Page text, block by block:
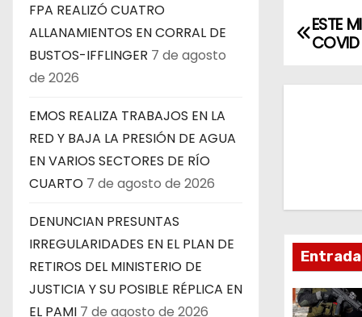
FPA REALIZÓ CUATRO
ALLANAMIENTOS EN CORRAL DE
BUSTOS-IFFLINGER 7 de agosto
de 2026
EMOS REALIZA TRABAJOS EN LA
RED Y BAJA LA PRESIÓN DE AGUA
EN VARIOS SECTORES DE RÍO
CUARTO 7 de agosto de 2026
DENUNCIAN PRESUNTAS
IRREGULARIDADES EN EL PLAN DE
RETIROS DEL MINISTERIO DE
JUSTICIA Y SU POSIBLE RÉPLICA EN
EL PAMI 7 de agosto de 2026
N
c
i
ó
ESTE
COVID